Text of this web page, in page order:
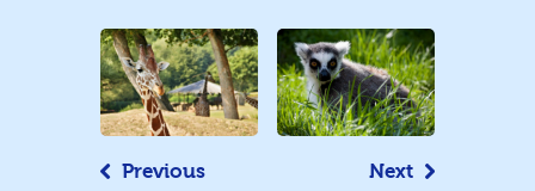
Navigace
pro
příspěvek
Previous
Next